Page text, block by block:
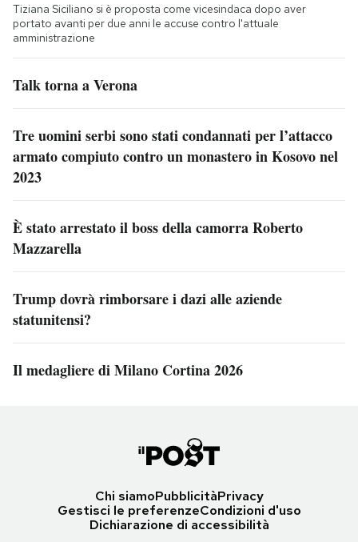
Tiziana Siciliano si è proposta come vicesindaca dopo aver
portato avanti per due anni le accuse contro l'attuale
amministrazione
Talk torna a Verona
Tre uomini serbi sono stati condannati per l’attacco
armato compiuto contro un monastero in Kosovo nel
2023
È stato arrestato il boss della camorra Roberto
Mazzarella
Trump dovrà rimborsare i dazi alle aziende
statunitensi?
Il medagliere di Milano Cortina 2026
Chi siamoPubblicitàPrivacy
Gestisci le preferenzeCondizioni d'uso
Dichiarazione di accessibilità